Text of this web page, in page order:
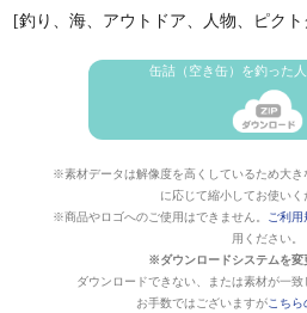
[釣り、海、アウトドア、人物、ピクト
缶詰（空き缶）を釣った
※素材データは解像度を高くしているため大
に応じて縮小してお使いく
※商品やロゴへのご使用はできません。
ご利用
用ください。
※ダウンロードシステムを変
ダウンロードできない、または素材が一
お手数ではございますがこちら